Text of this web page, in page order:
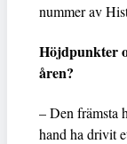
nummer av
Höjdpunkter
åren?
– Den främsta
hand ha drivit